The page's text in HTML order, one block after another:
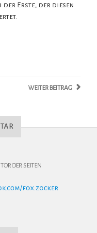
der Erste, der diesen
WEITER BEITRAG
DER SEITEN
fox.zocker